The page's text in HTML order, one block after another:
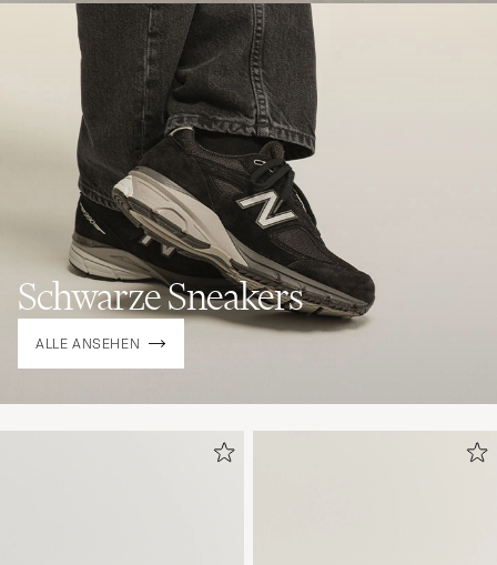
Schwarze Sneakers
ALLE ANSEHEN